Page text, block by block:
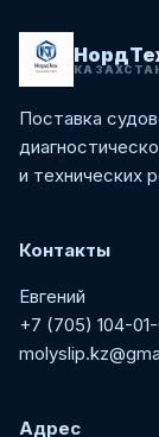
Поставка
и технических
Контакты
Евгений
+7 (705) 104-
Адрес